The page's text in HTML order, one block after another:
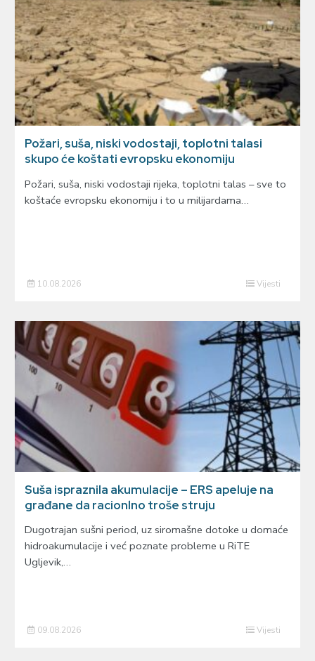
Požari, suša, niski vodostaji, toplotni talasi
skupo će koštati evropsku ekonomiju
Požari, suša, niski vodostaji rijeka, toplotni talas – sve to
koštaće evropsku ekonomiju i to u milijardama…
10.08.2026 Vijesti
Suša ispraznila akumulacije – ERS apeluje na
građane da racionlno troše struju
Dugotrajan sušni period, uz siromašne dotoke u domaće
hidroakumulacije i već poznate probleme u RiTE
Ugljevik,…
09.08.2026 Vijesti